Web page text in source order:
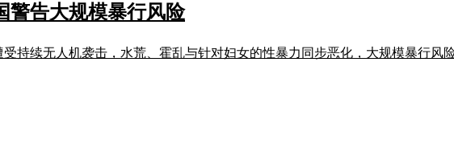
警告大规模暴行风险
持续无人机袭击，水荒、霍乱与针对妇女的性暴力同步恶化，大规模暴行风